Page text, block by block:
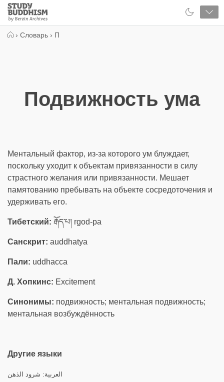
Close
Study
Buddhism
› Словарь › П
Подвижность ума
Ментальный фактор, из-за которого ум блуждает,
поскольку уходит к объектам привязанности в силу
страстного желания или привязанности. Мешает
памятованию пребывать на объекте сосредоточения и
удерживать его.
Тибетский: རྒོད་པ། rgod-pa
Санскрит: auddhatya
Пали: uddhacca
Д. Хопкинс: Excitement
Синонимы: подвижность; ментальная подвижность;
ментальная возбуждённость
Другие языки
العربية: شرود الذهن